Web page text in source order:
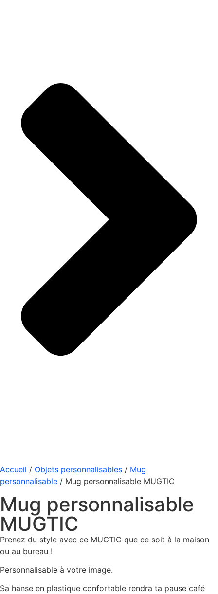
Accueil / Objets personnalisables / Mug
personnalisable / Mug personnalisable MUGTIC
Mug personnalisable
MUGTIC
Prenez du style avec ce MUGTIC que ce soit à la maison
ou au bureau !
Personnalisable à votre image.
Sa hanse en plastique confortable rendra ta pause café